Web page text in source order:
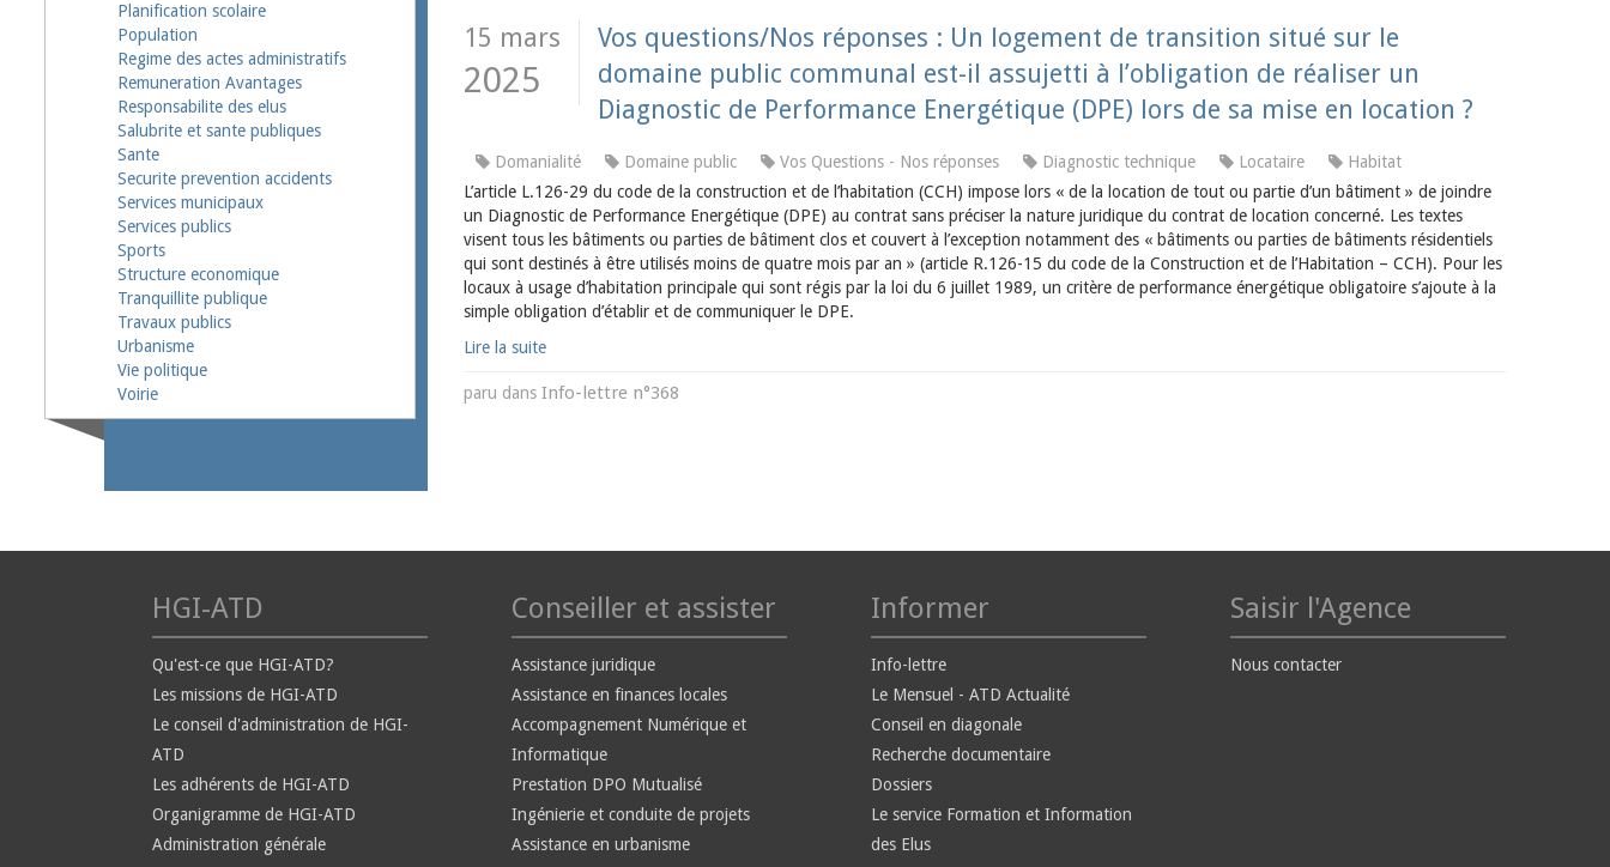
Planification scolaire
Population
Regime des actes administratifs
Remuneration Avantages
Responsabilite des elus
Salubrite et sante publiques
Sante
Securite prevention accidents
Services municipaux
Services publics
Sports
Structure economique
Tranquillite publique
Travaux publics
Urbanisme
Vie politique
Voirie
15 mars
2025
Vos questions/Nos réponses : Un logement de transition situé sur le
domaine public communal est-il assujetti à l’obligation de réaliser un
Diagnostic de Performance Energétique (DPE) lors de sa mise en location ?
Domanialité Domaine public Vos Questions - Nos réponses Diagnostic technique Locataire
Habitat
L’article L.126-29 du code de la construction et de l’habitation (CCH) impose lors « de la location de tout ou partie d’un bâtiment » de joindre
un Diagnostic de Performance Energétique (DPE) au contrat sans préciser la nature juridique du contrat de location concerné. Les textes
visent tous les bâtiments ou parties de bâtiment clos et couvert à l’exception notamment des « bâtiments ou parties de bâtiments résidentiels
qui sont destinés à être utilisés moins de quatre mois par an » (article R.126-15 du code de la Construction et de l’Habitation – CCH). Pour les
locaux à usage d’habitation principale qui sont régis par la loi du 6 juillet 1989, un critère de performance énergétique obligatoire s’ajoute à la
simple obligation d’établir et de communiquer le DPE.
Lire la suite
paru dans Info-lettre n°368
HGI-ATD
Qu'est-ce que HGI-ATD?
Les missions de HGI-ATD
Le conseil d'administration de HGI-
ATD
Les adhérents de HGI-ATD
Organigramme de HGI-ATD
Administration générale
Conseiller et assister
Assistance juridique
Assistance en finances locales
Accompagnement Numérique et
Informatique
Prestation DPO Mutualisé
Ingénierie et conduite de projets
Assistance en urbanisme
Informer
Info-lettre
Le Mensuel - ATD Actualité
Conseil en diagonale
Recherche documentaire
Dossiers
Le service Formation et Information
des Elus
Saisir l'Agence
Nous contacter